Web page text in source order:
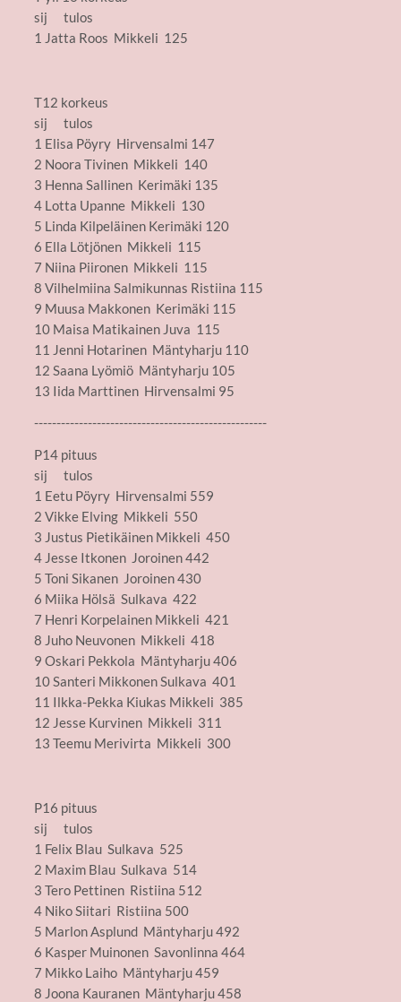
sij tulos
1 Jatta Roos Mikkeli 125
T12 korkeus
sij tulos
1 Elisa Pöyry Hirvensalmi 147
2 Noora Tivinen Mikkeli 140
3 Henna Sallinen Kerimäki 135
4 Lotta Upanne Mikkeli 130
5 Linda Kilpeläinen Kerimäki 120
6 Ella Lötjönen Mikkeli 115
7 Niina Piironen Mikkeli 115
8 Vilhelmiina Salmikunnas Ristiina 115
9 Muusa Makkonen Kerimäki 115
10 Maisa Matikainen Juva 115
11 Jenni Hotarinen Mäntyharju 110
12 Saana Lyömiö Mäntyharju 105
13 Iida Marttinen Hirvensalmi 95
----------------------------------------------------
P14 pituus
sij tulos
1 Eetu Pöyry Hirvensalmi 559
2 Vikke Elving Mikkeli 550
3 Justus Pietikäinen Mikkeli 450
4 Jesse Itkonen Joroinen 442
5 Toni Sikanen Joroinen 430
6 Miika Hölsä Sulkava 422
7 Henri Korpelainen Mikkeli 421
8 Juho Neuvonen Mikkeli 418
9 Oskari Pekkola Mäntyharju 406
10 Santeri Mikkonen Sulkava 401
11 Ilkka-Pekka Kiukas Mikkeli 385
12 Jesse Kurvinen Mikkeli 311
13 Teemu Merivirta Mikkeli 300
P16 pituus
sij tulos
1 Felix Blau Sulkava 525
2 Maxim Blau Sulkava 514
3 Tero Pettinen Ristiina 512
4 Niko Siitari Ristiina 500
5 Marlon Asplund Mäntyharju 492
6 Kasper Muinonen Savonlinna 464
7 Mikko Laiho Mäntyharju 459
8 Joona Kauranen Mäntyharju 458